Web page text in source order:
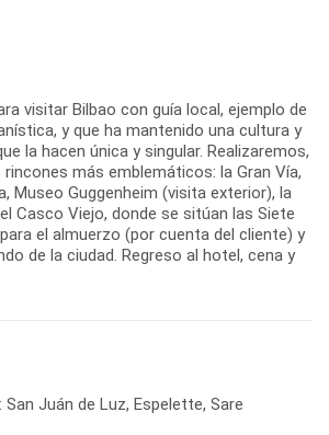
visitar Bilbao con guía local, ejemplo de
y que ha mantenido una cultura y
la hacen única y singular. Realizaremos,
más emblemáticos: la Gran Vía,
Museo Guggenheim (visita exterior), la
Casco Viejo, donde se sitúan las Siete
el almuerzo (por cuenta del cliente) y
de la ciudad. Regreso al hotel, cena y
Juán de Luz, Espelette, Sare